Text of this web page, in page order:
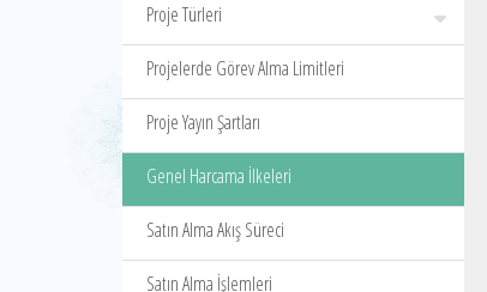
Proje Türleri
Projelerde Görev Alma Limitleri
Proje Yayın Şartları
Genel Harcama İlkeleri
Satın Alma Akış Süreci
Satın Alma İşlemleri